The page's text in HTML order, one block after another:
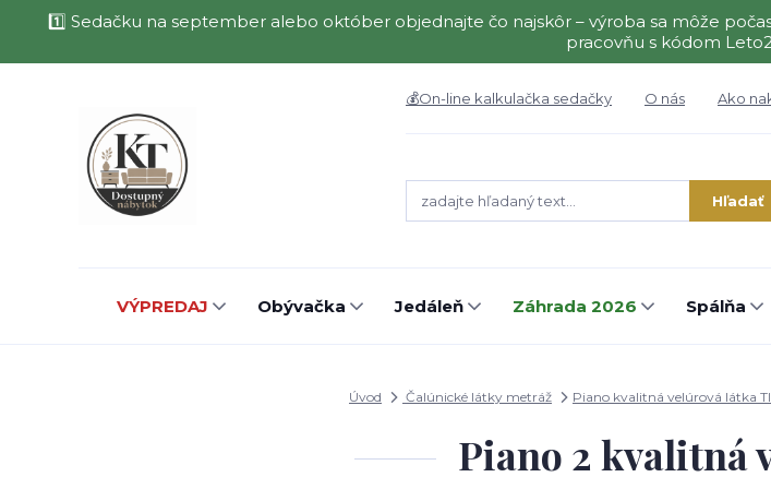
1️⃣ Sedačku na september alebo október objednajte čo najskôr – výroba sa môže
pracovňu s kódom
💰On-line kalkulačka sedačky O nás Ako
Hľadať
VÝPREDAJ Obývačka Jedáleň Záhrada 2026 Spálňa
Úvod Čalúnické látky metráž Piano kvalitná velúrová látka
Piano 2 kvalitná